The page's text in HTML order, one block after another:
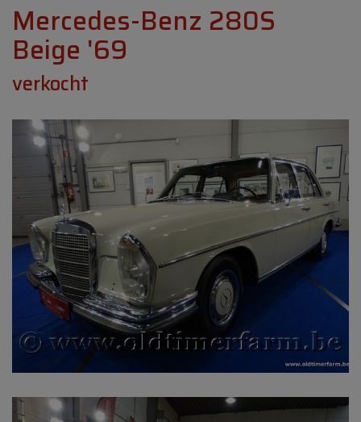
Mercedes-Benz 280S
Beige '69
verkocht